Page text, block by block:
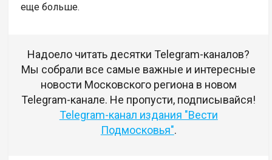
еще больше.
Надоело читать десятки Telegram-каналов?
Мы собрали все самые важные и интересные
новости Московского региона в новом
Telegram-канале. Не пропусти, подписывайся!
Telegram-канал издания "Вести
Подмосковья".